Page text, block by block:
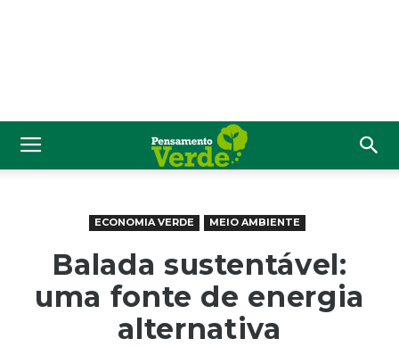
ECONOMIA VERDE MEIO AMBIENTE
Balada sustentável:
uma fonte de energia
alternativa